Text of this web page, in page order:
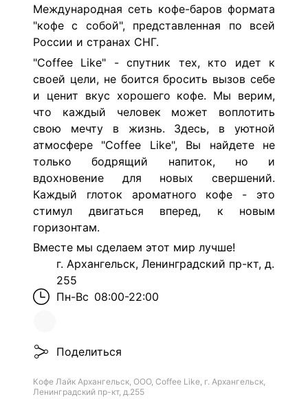
Международная сеть кофе-баров формата
"кофе с собой", представленная по всей
России и странах СНГ.
"Coffee Like" - спутник тех, кто идет к
своей цели, не боится бросить вызов себе
и ценит вкус хорошего кофе. Мы верим,
что каждый человек может воплотить
свою мечту в жизнь. Здесь, в уютной
атмосфере "Coffee Like", Вы найдете не
только бодрящий напиток, но и
вдохновение для новых свершений.
Каждый глоток ароматного кофе - это
стимул двигаться вперед, к новым
горизонтам.
Вместе мы сделаем этот мир лучше!
г. Архангельск, Ленинградский пр-кт, д.
255
Пн-Вс 08:00-22:00
Поделиться
Кофе Лайк Архангельск, ООО, Coffee Like, г. Архангельск,
Ленинградский пр-кт, д.255